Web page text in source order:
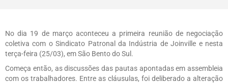
No dia 19 de março aconteceu a primeira reunião de negociação
coletiva com o Sindicato Patronal da Indústria de Joinville e nesta
terça-feira (25/03), em São Bento do Sul.
Começa então, as discussões das pautas apontadas em assembleia
com os trabalhadores. Entre as cláusulas, foi deliberado a alteração